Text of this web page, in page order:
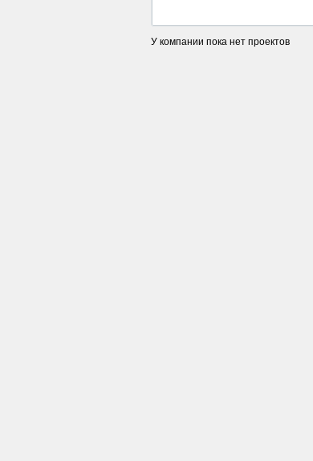
У компании пока нет проектов